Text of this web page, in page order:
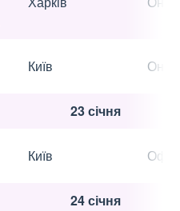
Київ
23 січня
Київ
24 січня